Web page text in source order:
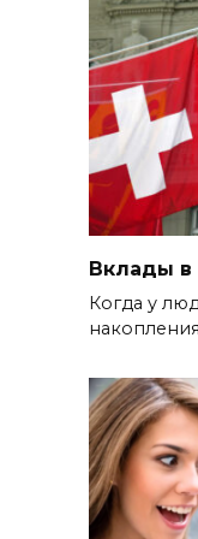
Вклады в
Когда у